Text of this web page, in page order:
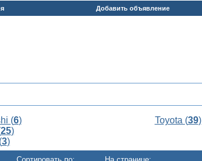
Добавить объявление
(6)
25)
3)
Toyota (39)